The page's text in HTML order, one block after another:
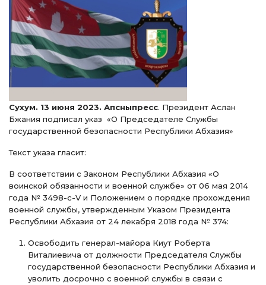
Сухум. 13 июня 2023. Апсныпресс. Президент Аслан
Бжания подписал указ «О Председателе Службы
государственной безопасности Республики Абхазия»
Текст указа гласит:
В соответствии с Законом Республики Абхазия «О
воинской обязанности и военной службе» от 06 мая 2014
года № 3498-c-V и Положением о порядке прохождения
военной службы, утвержденным Указом Президента
Республики Абхазия от 24 лекабря 2018 года № 374:
Освободить генерал-майора Киут Роберта
Виталиевича от должности Председателя Службы
государственной безопасности Республики Абхазия и
уволить досрочно с военной службы в связи с